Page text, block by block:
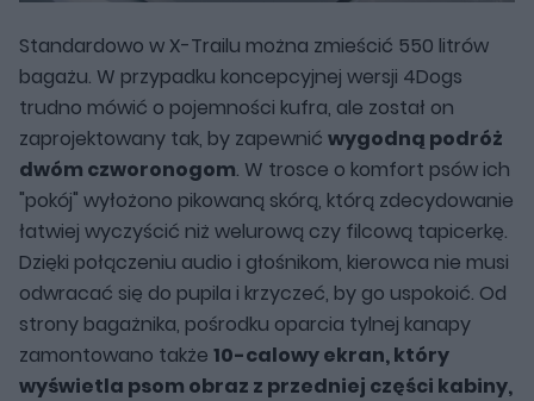
Standardowo w X-Trailu można zmieścić 550 litrów
bagażu. W przypadku koncepcyjnej wersji 4Dogs
trudno mówić o pojemności kufra, ale został on
zaprojektowany tak, by zapewnić wygodną podróż
dwóm czworonogom. W trosce o komfort psów ich
"pokój" wyłożono pikowaną skórą, którą zdecydowanie
łatwiej wyczyścić niż welurową czy filcową tapicerkę.
Dzięki połączeniu audio i głośnikom, kierowca nie musi
odwracać się do pupila i krzyczeć, by go uspokoić. Od
strony bagażnika, pośrodku oparcia tylnej kanapy
zamontowano także 10-calowy ekran, który
wyświetla psom obraz z przedniej części kabiny,